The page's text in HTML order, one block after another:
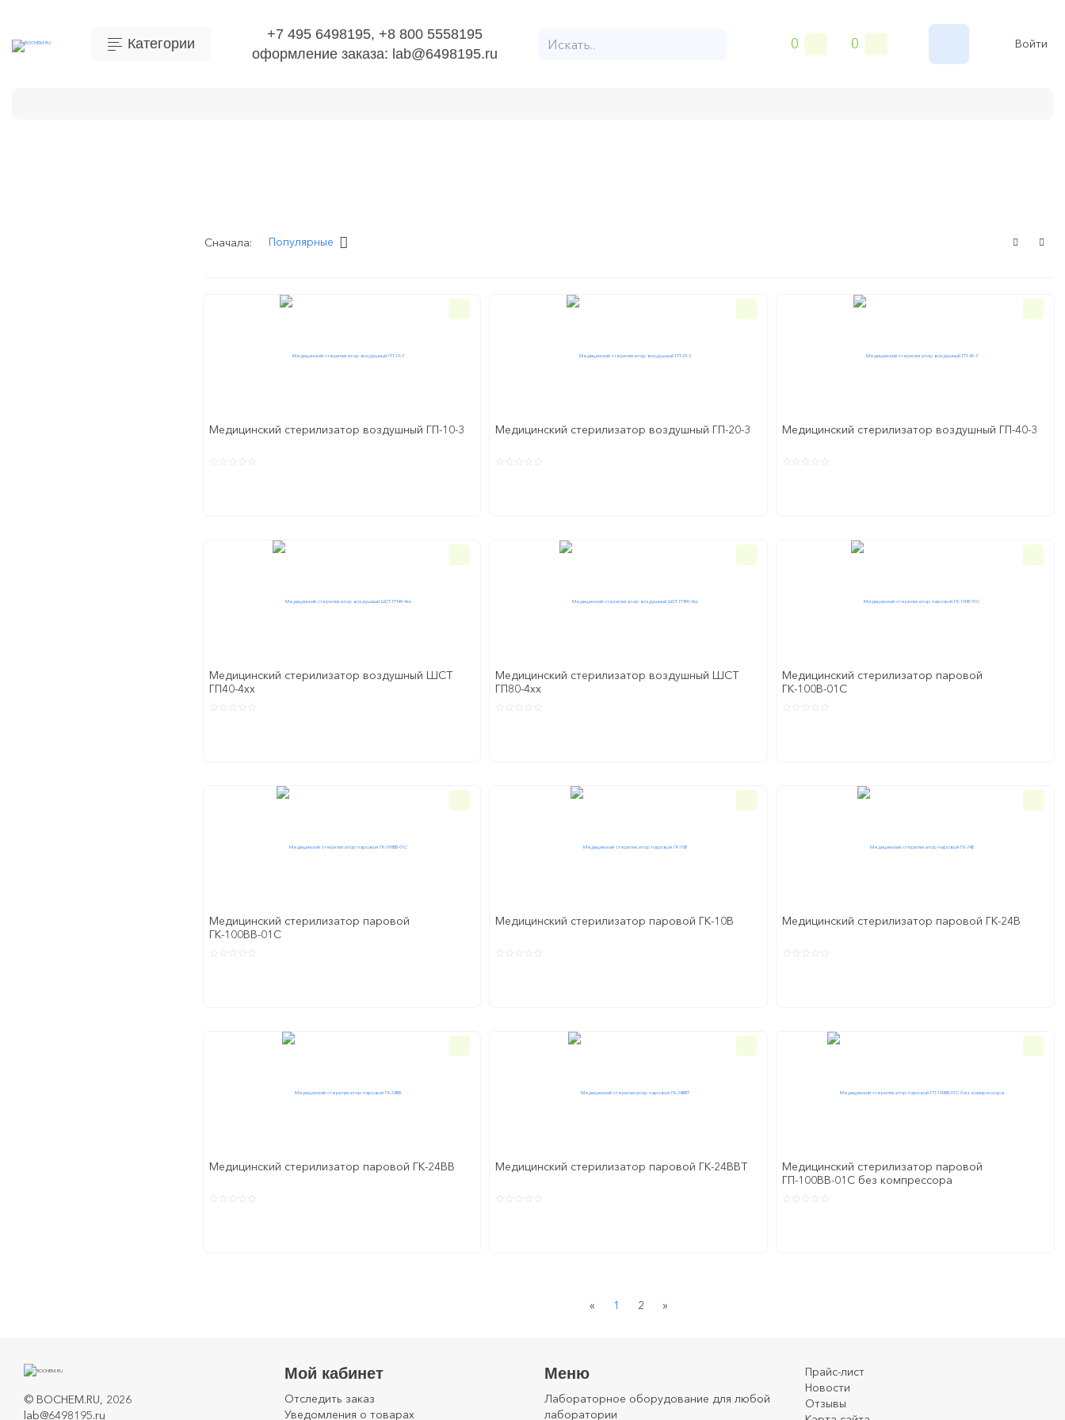
Категории
+7 495 6498195, +8 800 5558195
оформление заказа: lab@6498195.ru
0 0 Войти
Главная ЛАБОРАТОРНОЕ ОБОРУДОВАНИЕ И ПРИБОРЫ
Автоклав-стерилизатор
Сначала: Популярные
Медицинский стерилизатор воздушный ГП-10-3 Медицинский стерилизатор воздушный ГП-20-3 Медицинский стерилизатор воздушный ГП-40-3
Медицинский стерилизатор воздушный ШСТ
ГП40-4xx
Медицинский стерилизатор воздушный ШСТ
ГП80-4xx
Медицинский стерилизатор паровой
ГК-100В-01С
Медицинский стерилизатор паровой
ГК-100ВВ-01С
Медицинский стерилизатор паровой ГК-10В Медицинский стерилизатор паровой ГК-24В
Медицинский стерилизатор паровой ГК-24ВВ Медицинский стерилизатор паровой ГК-24ВВТ
Медицинский стерилизатор паровой
ГП-100ВВ-01С без компрессора
«Previous
1 2 »Next
© BOCHEM.RU, 2026
lab@6498195.ru
Мой кабинет
Отследить заказ
Уведомления о товарах
Меню
Лабораторное оборудование для любой
лаборатории
Прайс-лист
Новости
Отзывы